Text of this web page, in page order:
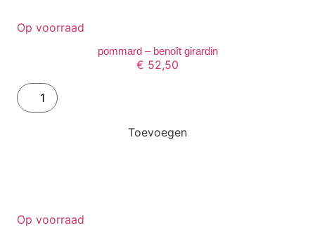
Op voorraad
pommard – benoît girardin
€ 52,50
Toevoegen
Op voorraad